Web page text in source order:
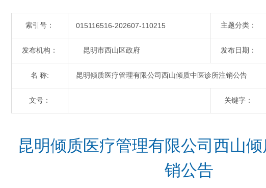
索引号： 015116516-202607-110215 主题分类：
发布机构： 昆明市西山区政府 发布日期：
名 称: 昆明倾质医疗管理有限公司西山倾质中医诊所注销公告
文号： 关键字：
昆明倾质医疗管理有限公司西山
销公告